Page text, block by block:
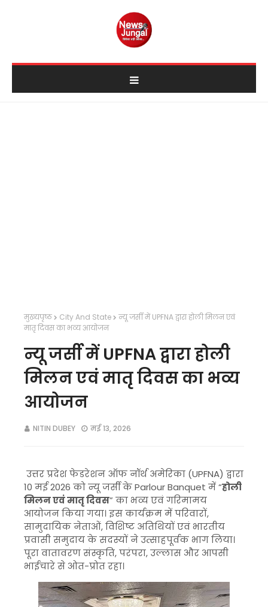
मुख्यपृष्ठ City And State
न्यू जर्सी में UPFNA द्वारा होली मिलन एवं
मातृ दिवस का भव्य आयोजन
न्यू जर्सी में UPFNA द्वारा होली
मिलन एवं मातृ दिवस का भव्य
आयोजन
NITIN DUBEY मई 13, 2026
उत्तर प्रदेश फेडरेशन ऑफ नॉर्थ अमेरिका (UPFNA) द्वारा
10 मई 2026 को न्यू जर्सी के Parlour Banquet में “होली
मिलन एवं मातृ दिवस” का भव्य एवं गरिमामय
आयोजन किया गया। इस कार्यक्रम में परिवारों,
सामुदायिक नेताओं, विशिष्ट अतिथियों एवं भारतीय
प्रवासी समुदाय के सदस्यों ने उत्साहपूर्वक भाग लिया।
पूरा वातावरण संस्कृति, परंपरा, उल्लास और आपसी
भाईचारे से ओत-प्रोत रहा।